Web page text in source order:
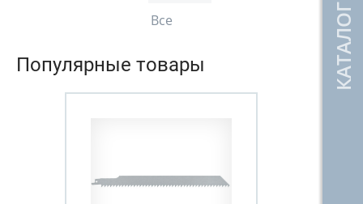
Все
Популярные товары